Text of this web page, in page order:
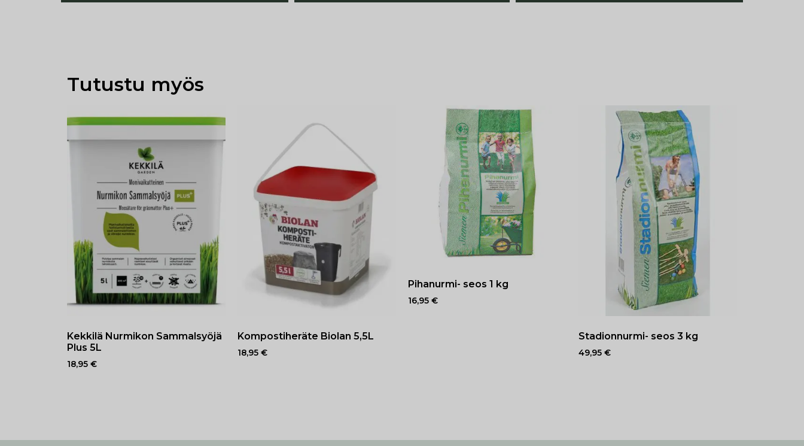
Tutustu myös
Kekkilä Nurmikon Sammalsyöjä
Plus 5L
18,95 €
Kompostiheräte Biolan 5,5L
18,95 €
Pihanurmi- seos 1 kg
16,95 €
Stadionnurmi- seos 3 kg
49,95 €